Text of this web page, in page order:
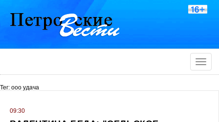
Toggle
Тег: ооо удача
09:30